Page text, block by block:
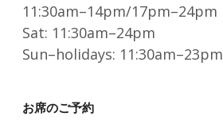
11:30am–14pm/17pm–24pm
Sat: 11:30am–24pm
Sun–holidays: 11:30am–23pm
お席のご予約